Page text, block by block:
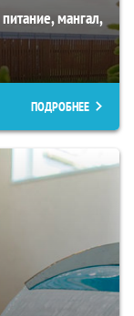
мангал,
ПОДРОБНЕЕ